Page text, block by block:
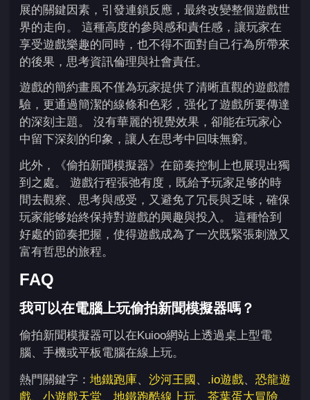
展的關鍵因素，引發連鎖反應，最終改變整個遊戲世
界的走向。 這種高度的參與感和責任感，讓玩家在
享受遊戲樂趣的同時，也不得不面對自己行為所帶來
的後果，思考資訊倫理與社會責任。
遊戲的簡約畫風不僅為玩家提供了清晰直觀的遊戲體
驗，更通過簡潔的線條和色彩，强化了遊戲所要傳達
的深刻主題。 沒有華麗的視覺效果，卻能在玩家心
中留下深刻的印象，讓人在思考中回味無窮。
此外，《偷拍新聞模擬器》在節奏控制上也展現出獨
到之處。 遊戲行程張弛有度，既給予玩家足够的時
間去觀察、思考與感受，又避免了冗長與乏味，確保
玩家能够始終保持對遊戲的興趣與投入。 這種恰到
好處的節奏把握，使得遊戲成為了一次既緊張刺激又
富有哲思的旅程。
FAQ
我可以在電腦上玩偷拍新聞模擬器嗎？
偷拍新聞模擬器可以在Kuioo網站上透過桌上型電
腦、手機或平板電腦在線上玩。
熱門關鍵字： 地鐵跑庫、 沙河王國 、 .io遊戲、 恐龍遊
戲、 小遊戲天堂、 地鐵跑酷線上玩、 茶葉蛋大冒險、